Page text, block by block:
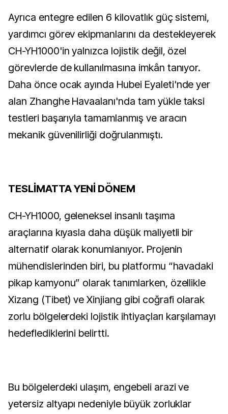
Ayrıca entegre edilen 6 kilovatlık güç sistemi,
yardımcı görev ekipmanlarını da destekleyerek
CH-YH1000'in yalnızca lojistik değil, özel
görevlerde de kullanılmasına imkân tanıyor.
Daha önce ocak ayında Hubei Eyaleti'nde yer
alan Zhanghe Havaalanı'nda tam yükle taksi
testleri başarıyla tamamlanmış ve aracın
mekanik güvenilirliği doğrulanmıştı.
TESLİMATTA YENİ DÖNEM
CH-YH1000, geleneksel insanlı taşıma
araçlarına kıyasla daha düşük maliyetli bir
alternatif olarak konumlanıyor. Projenin
mühendislerinden biri, bu platformu “havadaki
pikap kamyonu” olarak tanımlarken, özellikle
Xizang (Tibet) ve Xinjiang gibi coğrafi olarak
zorlu bölgelerdeki lojistik ihtiyaçları karşılamayı
hedeflediklerini belirtti.
Bu bölgelerdeki ulaşım, engebeli arazi ve
yetersiz altyapı nedeniyle büyük zorluklar